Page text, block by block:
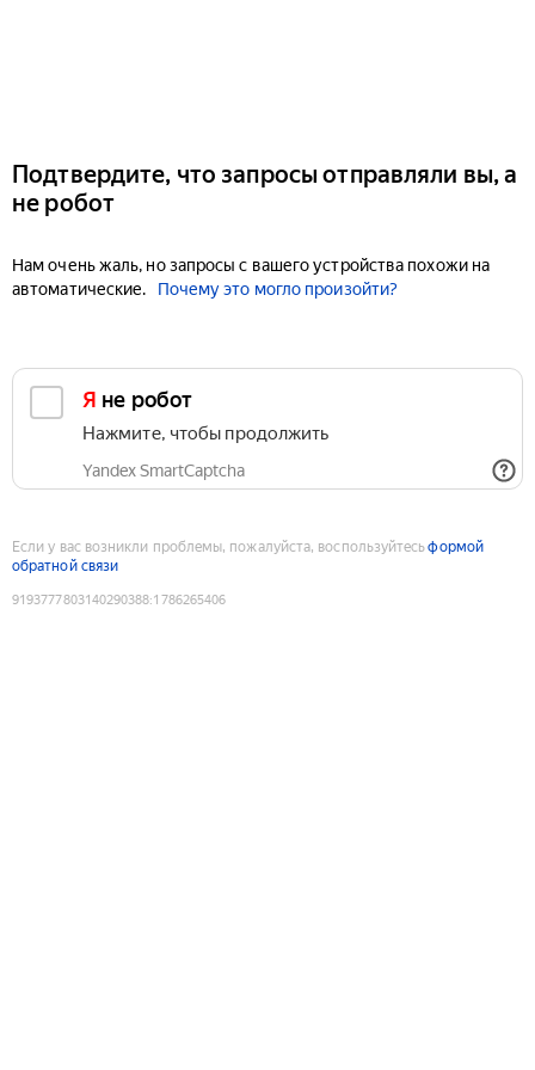
Подтвердите, что запросы отправляли вы, а
не робот
Нам очень жаль, но запросы с вашего устройства похожи на
автоматические.
Почему это могло произойти?
Я не робот
Нажмите, чтобы продолжить
Yandex SmartCaptcha
Если у вас возникли проблемы, пожалуйста, воспользуйтесьформой
обратной связи
9193777803140290388:1786265406